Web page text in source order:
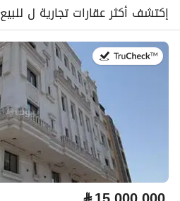
إكتشف أكثر عقارات تجارية ل للبيع
في:20 يوليو 2026